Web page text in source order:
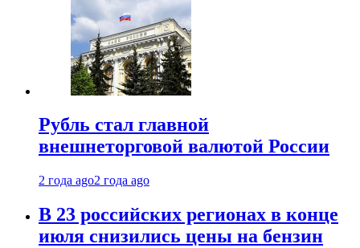
Рубль стал главной
внешнеторговой валютой России
2 года ago2 года ago
В 23 российских регионах в конце
июля снизились цены на бензин